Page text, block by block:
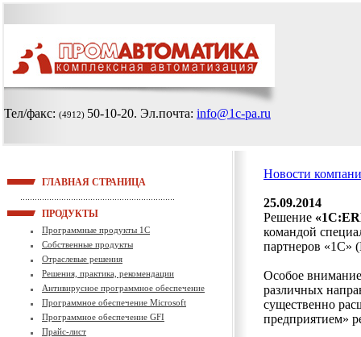
Тел/факс: (4912) 50-10-20. Эл.почта: info@1c-pa.ru
ГЛАВНАЯ СТРАНИЦА
ПРОДУКТЫ
Программные продукты 1С
Собственные продукты
Отраслевые решения
Решения, практика, рекомендации
Антивирусное программное обеспечение
Программное обеспечение Microsoft
Программное обеспечение GFI
Прайс-лист
Новости
25.09.2014
Решение
командой
партнеров «1С»
Особое
различных
существенно
предприятием»